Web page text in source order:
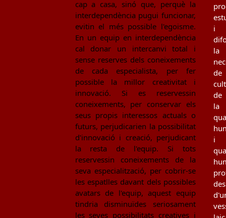
cap a casa, sinó que, perquè la
interdependència pugui funcionar,
evitin el més possible l'egoisme.
En un equip en interdependència
cal donar un intercanvi total i
sense reserves dels coneixements
de cada especialista, per fer
possible la millor creativitat i
innovació. Si es reservessin
coneixements, per conservar els
seus propis interessos actuals o
futurs, perjudicarien la possibilitat
d'innovació i creació, perjudicant
la resta de l'equip. Si tots
reservessin coneixements de la
seva especialització, per cobrir-se
les espatlles davant dels possibles
avatars de l'equip, aquest equip
tindria disminuïdes seriosament
les seves possibilitats creatives i
i
la
de
de
la
i
des